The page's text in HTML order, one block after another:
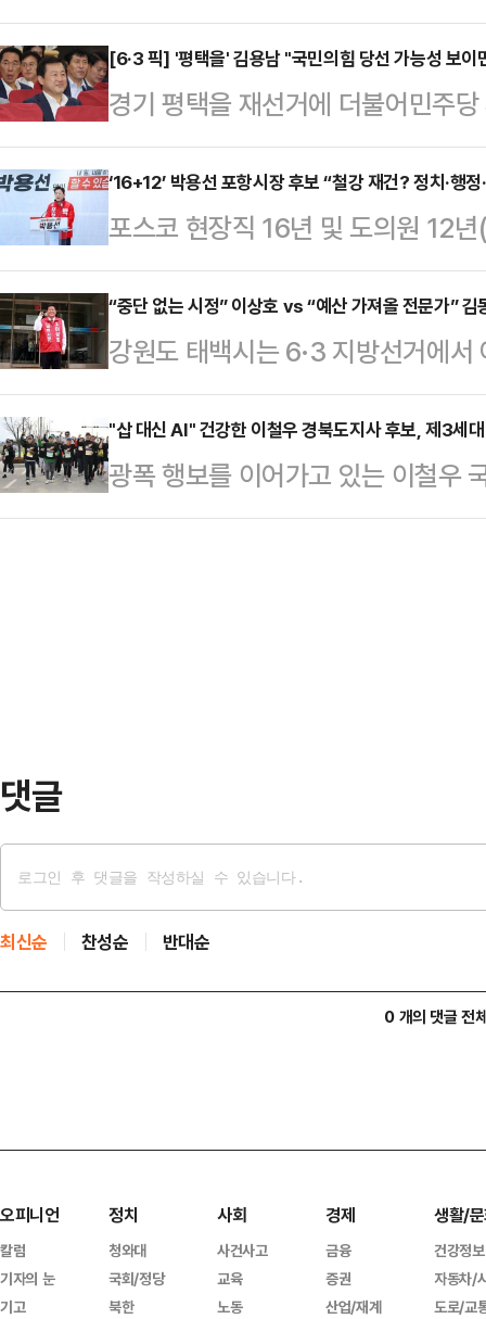
도 불구하고 이재용 삼성전자 회장
노사 갈등이 파국으로 치닫고 있다.
연결 짓는 여론의 압박이 거세지는
소에서 세 결집에 나선 모습이다
이 어제(27일)부터 5월 21일 총파
농성에 돌입했다”고 밝혔다.노조는
고 가려진 진실을…
[6·3 픽] '평택을' 김용남 "국민의힘 당선 가능성 보이
경기 평택을 재선거에 더불어민주
"제1야당의 당선 가능성이 보이면
혔다.김용남 전 의원은 28일 CBS
재선거에서의 범여권 단일화에 대
가장 좋은 국회의원감이냐를 놓고
단일화 시 어떤 방식으로 이뤄지냐
은 자신으로의 단일화를 주장하는
들지 않느냐"며 "…
‘16+12’ 박용선 포항시장 후보 “철강 재건? 정치·행
포스코 현장직 16년 및 도의원 12
선 포항시장 후보가 “포항 철강이
먼저 이뤄져야 한다”고 재건 해법
회’에 출연해 6.3 지방선거 포항시
진단, 그리고 해법을 내놓았다.강
의 고향이 아니라 그냥 나의 고향이
난 곳”이라고 말했다.과거를 떠올
에…
“중단 없는 시정” 이상호 vs “예산 가져올 전문가”
강원도 태백시는 6·3 지방선거에
전 구도가 형성됐지만 실제 선거전
대결로 전개될 가능성이 크다는 분
난 22일 예비후보 등록을 마치고
안 1조 원대 국책사업 유치와 태백
"삽 대신 AI" 건강한 이철우 경북도지사 후보, 제3세
광폭 행보를 이어가고 있는 이철우
날'을 맞아 디지털 시대에 맞는 이
댓글
최신순 찬성순 반대순
0 개의 댓글 전
오피니언
칼럼
기자의 눈
기고
정치
청와대
국회/정당
북한
사회
사건사고
교육
노동
경제
금융
증권
산업/재계
생활/
건강정보
자동차/
도로/교